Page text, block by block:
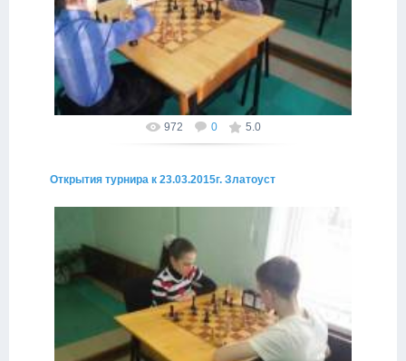
Нет страшнее противника на турнире, чем собственные
нервы
Провинциал
972 0 5.0
Открытия турнира к 23.03.2015г. Златоуст
29.03.2015
Иногда в жизни случаются неожиданные повороты
Провинциал